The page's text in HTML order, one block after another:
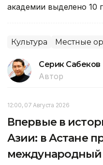
академии выделено 10
Культура Местные
Серик Сабеков
Автор
12:00, 07 Августа 2026
Впервые в
Азии: в Астане
международный